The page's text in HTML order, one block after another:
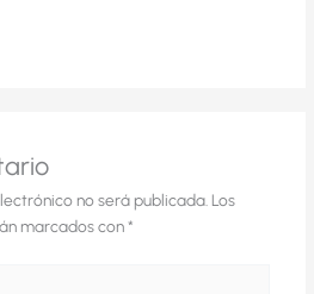
no será publicada. Los
marcados con*